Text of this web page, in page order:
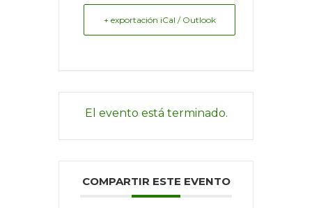
+ exportación iCal / Outlook
El evento está terminado.
COMPARTIR ESTE EVENTO